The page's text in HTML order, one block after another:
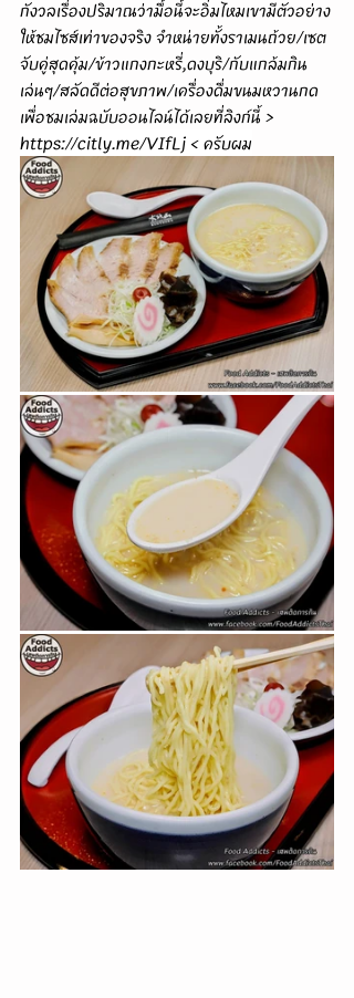
กังวลเรื่องปริมาณว่ามื้อนี้จะอิ่มไหมเขามีตัวอย่าง
ให้ชมไซส์เท่าของจริง จำหน่ายทั้งราเมนถ้วย/เซต
จับคู่สุดคุ้ม/ข้าวแกงกะหรี่,ดงบุริ/กับแกล้มกิน
เล่นๆ/สลัดดีต่อสุขภาพ/เครื่องดื่มขนมหวานกด
เพื่อชมเล่มฉบับออนไลน์ได้เลยที่ลิงก์นี้ >
https://citly.me/VIfLj < ครับผม